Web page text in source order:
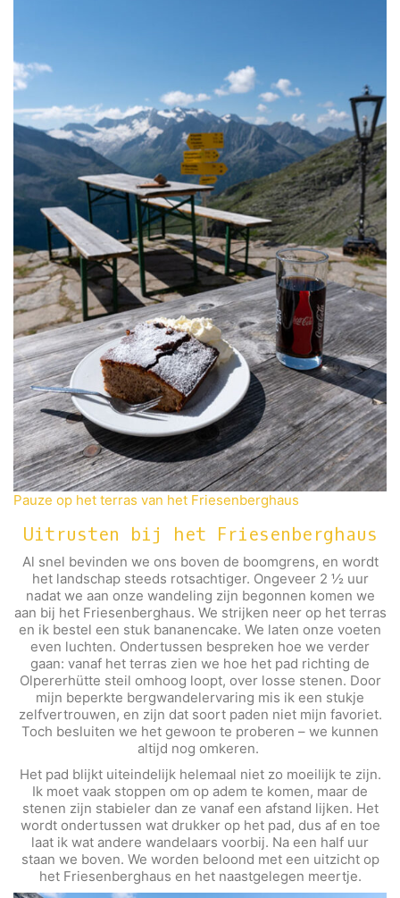
Pauze op het terras van het Friesenberghaus
Uitrusten bij het Friesenberghaus
Al snel bevinden we ons boven de boomgrens, en wordt
het landschap steeds rotsachtiger. Ongeveer 2 ½ uur
nadat we aan onze wandeling zijn begonnen komen we
aan bij het Friesenberghaus. We strijken neer op het terras
en ik bestel een stuk bananencake. We laten onze voeten
even luchten. Ondertussen bespreken hoe we verder
gaan: vanaf het terras zien we hoe het pad richting de
Olpererhütte steil omhoog loopt, over losse stenen. Door
mijn beperkte bergwandelervaring mis ik een stukje
zelfvertrouwen, en zijn dat soort paden niet mijn favoriet.
Toch besluiten we het gewoon te proberen – we kunnen
altijd nog omkeren.
Het pad blijkt uiteindelijk helemaal niet zo moeilijk te zijn.
Ik moet vaak stoppen om op adem te komen, maar de
stenen zijn stabieler dan ze vanaf een afstand lijken. Het
wordt ondertussen wat drukker op het pad, dus af en toe
laat ik wat andere wandelaars voorbij. Na een half uur
staan we boven. We worden beloond met een uitzicht op
het Friesenberghaus en het naastgelegen meertje.